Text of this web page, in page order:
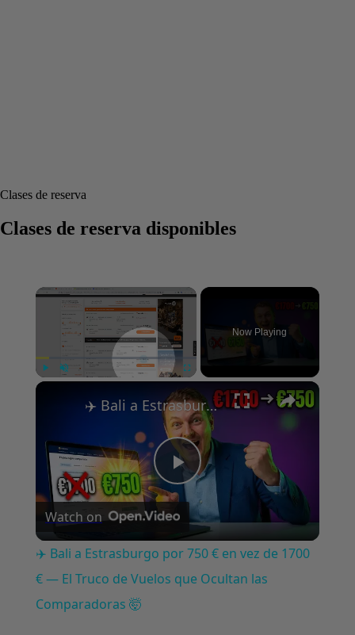
Clases de reserva
Clases de reserva disponibles
Now Playing
Play
Video
✈️ Bali a Estrasburgo por 750 € en vez de 1700 € — El Truco de Vuelos que Ocultan las Comparadoras 🤯
Watch on
✈️ Bali a Estrasburgo por 750 € en vez de 1700
€ — El Truco de Vuelos que Ocultan las
Comparadoras 🤯